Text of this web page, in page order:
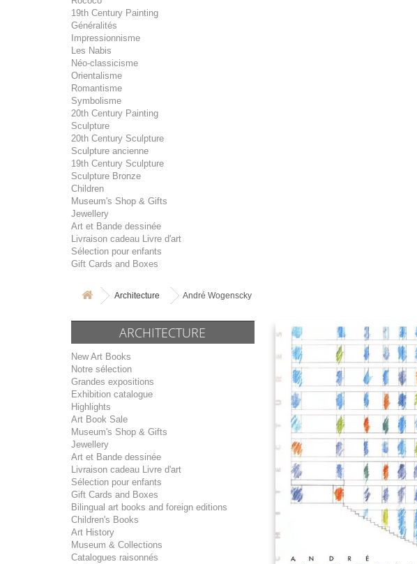
19th Century Painting
Généralités
Impressionnisme
Les Nabis
Néo-classicisme
Orientalisme
Romantisme
Symbolisme
20th Century Painting
Sculpture
20th Century Sculpture
Sculpture ancienne
19th Century Sculpture
Sculpture Bronze
Children
Museum's Shop & Gifts
Jewellery
Art et Bande dessinée
Livraison cadeau Livre d'art
Sélection pour enfants
Gift Cards and Boxes
Architecture André Wogenscky
ARCHITECTURE
New Art Books
Notre sélection
Grandes expositions
Exhibition catalogue
Highlights
Art Book Sale
Museum's Shop & Gifts
Jewellery
Art et Bande dessinée
Livraison cadeau Livre d'art
Sélection pour enfants
Gift Cards and Boxes
Bilingual art books and foreign editions
Children's Books
Art History
Museum & Collections
Catalogues raisonnés